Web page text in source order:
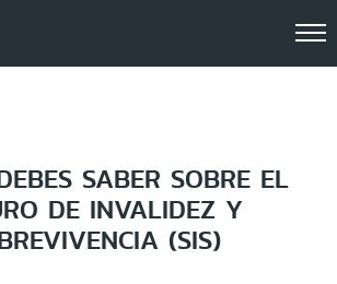
SABER SOBRE EL
DE INVALIDEZ Y
(SIS)